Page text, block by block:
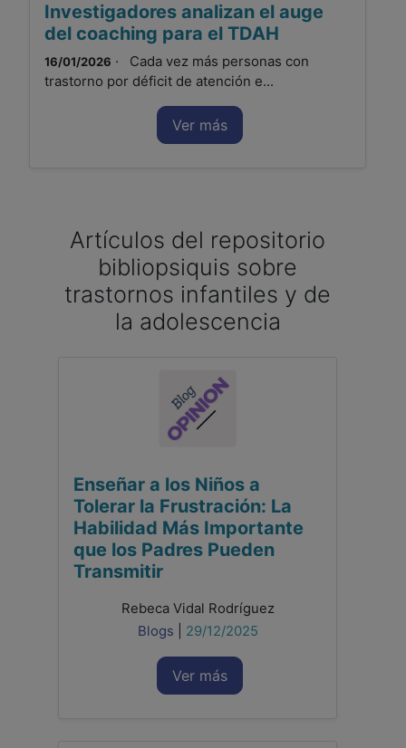
Investigadores analizan el auge
del coaching para el TDAH
16/01/2026 · Cada vez más personas con
trastorno por déficit de atención e...
Ver más
Artículos del repositorio
bibliopsiquis sobre
trastornos infantiles y de
la adolescencia
Enseñar a los Niños a
Tolerar la Frustración: La
Habilidad Más Importante
que los Padres Pueden
Transmitir
Rebeca Vidal Rodríguez
Blogs
29/12/2025
Ver más